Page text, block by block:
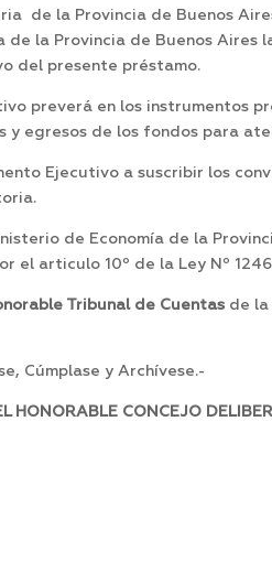
de la Provincia de Buenos
la Provincia de Buenos
del presente préstamo.
preverá en los instrumentos
egresos de los fondos para
Ejecutivo a suscribir los
de Economía de la
el articulo 10º de la Ley Nº
Tribunal de Cuentas de la
Cúmplase y Archívese.-
HONORABLE CONCEJO